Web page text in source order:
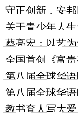
守正创新，安
关于青少年人
蔡亮宏：以艺
全国首创《富
（1819陶瓷嘉
第八届全球华
第八届全球华
教书育人写大